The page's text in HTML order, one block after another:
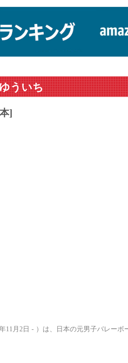
ういち
]
11月2日 - ）は、日本の元男子バレーボ